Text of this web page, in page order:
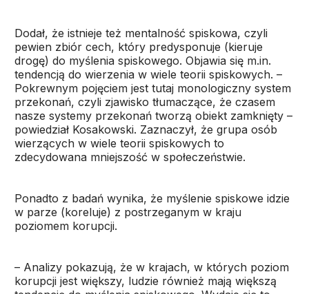
Dodał, że istnieje też mentalność spiskowa, czyli
pewien zbiór cech, który predysponuje (kieruje
drogę) do myślenia spiskowego. Objawia się m.in.
tendencją do wierzenia w wiele teorii spiskowych. –
Pokrewnym pojęciem jest tutaj monologiczny system
przekonań, czyli zjawisko tłumaczące, że czasem
nasze systemy przekonań tworzą obiekt zamknięty –
powiedział Kosakowski. Zaznaczył, że grupa osób
wierzących w wiele teorii spiskowych to
zdecydowana mniejszość w społeczeństwie.
Ponadto z badań wynika, że myślenie spiskowe idzie
w parze (koreluje) z postrzeganym w kraju
poziomem korupcji.
– Analizy pokazują, że w krajach, w których poziom
korupcji jest większy, ludzie również mają większą